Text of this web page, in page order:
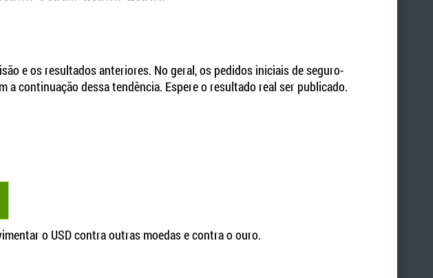
e os resultados anteriores. No geral, os pedidos iniciais de seguro-
a continuação dessa tendência. Espere o resultado real ser publicado.
o USD contra outras moedas e contra o ouro.